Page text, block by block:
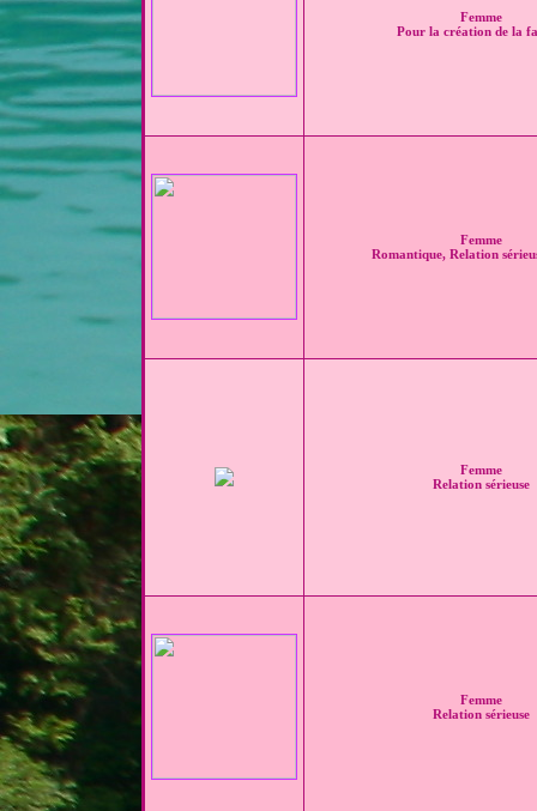
Femme
Pour la création de la
Femme
Romantique, Relation
Femme
Relation sérieuse
Femme
Relation sérieuse